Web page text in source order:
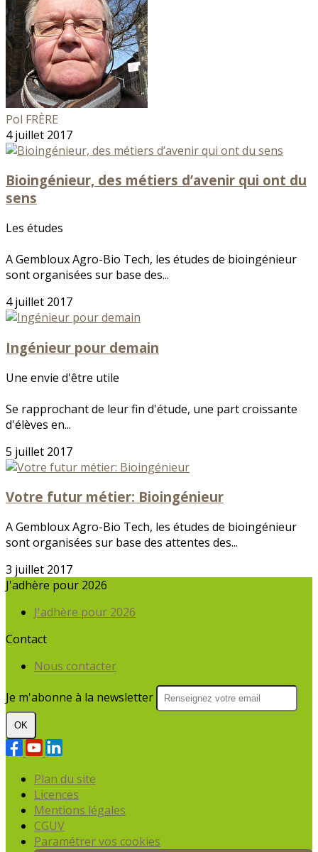
Pol FRÈRE
4 juillet 2017
Bioingénieur, des métiers d’avenir qui ont du
sens
Les études
A Gembloux Agro-Bio Tech, les études de bioingénieur
sont organisées sur base des...
4 juillet 2017
Ingénieur pour demain
Une envie d'être utile
Se rapprochant de leur fin d'étude, une part croissante
d'élèves en...
5 juillet 2017
Votre futur métier: Bioingénieur
A Gembloux Agro-Bio Tech, les études de bioingénieur
sont organisées sur base des attentes des...
3 juillet 2017
J'adhère pour 2026
J'adhère pour 2026
Contact
Nous contacter
Je m'abonne à la newsletter
OK
Plan du site
Licences
Mentions légales
CGUV
Paramétrer vos cookies